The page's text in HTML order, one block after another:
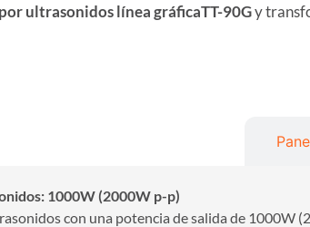
ultrasonidos línea gráficaTT-90Gy
1000W (2000W p-p)
con una potencia de salida de 1000W